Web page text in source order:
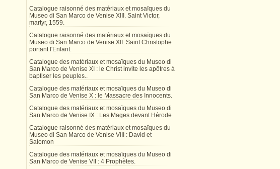
Catalogue raisonné des matériaux et mosaïques du
Museo di San Marco de Venise XIII. Saint Victor,
martyr, 1559.
Catalogue raisonné des matériaux et mosaïques du
Museo di San Marco de Venise XII. Saint Christophe
portant l'Enfant.
Catalogue des matériaux et mosaïques du Museo di
San Marco de Venise XI : le Christ invite les apôtres à
baptiser les peuples..
Catalogue des matériaux et mosaïques du Museo di
San Marco de Venise X : le Massacre des Innocents.
Catalogue des matériaux et mosaïques du Museo di
San Marco de Venise IX : Les Mages devant Hérode
Catalogue raisonné des matériaux et mosaïques du
Museo di San Marco de Venise VIII : David et
Salomon
Catalogue des matériaux et mosaïques du Museo di
San Marco de Venise VII : 4 Prophètes.